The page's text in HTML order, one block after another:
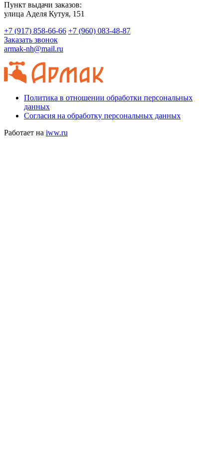
Пункт выдачи заказов:
​улица Аделя Кутуя, 151
+7 (917) 858-66-66 +7 (960) 083-48-87
Заказать звонок
armak-nh@mail.ru
Политика в отношении обработки персональных
данных
Согласия на обработку персональных данных
Работает на iww.ru